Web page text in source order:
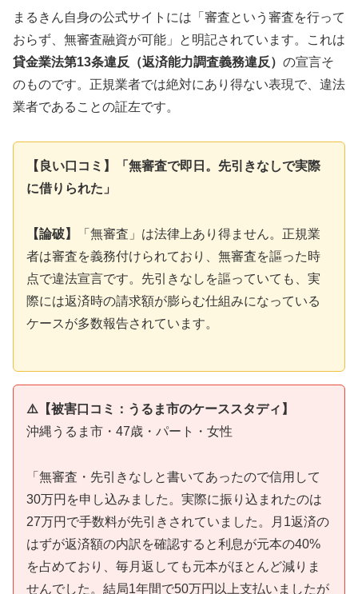
まるきん自身の公式サイトには「審査という審査を行って
おらず、無審査融資が可能」と明記されています。これは
貸金業法第13条違反（返済能力調査義務違反） の宣言そ
のものです。正規業者では絶対にあり得ない表現で、違法
業者であることの証左です。
【良い口コミ】「無審査で即日。先引きなしで実際
に借りられた」
【論破】
「無審査」は法律上あり得ません。正規業
者は審査を義務付けられており、無審査を謳った時
点で違法宣言です。先引きなしを謳っていても、実
際には返済時の請求額が膨らむ仕組みになっている
ケースが多数報告されています。
⚠️【被害口コミ：うるま市のケーススタディ】
沖縄うるま市・47歳・パート・女性
「無審査・先引きなしと書いてあったので信用して
30万円を申し込みました。実際に振り込まれたのは
27万円で手数料が先引きされていました。月1返済の
はずが返済額の内訳を確認すると利息が元本の40%
を占めており、毎月返しても元本がほとんど減りま
せんでした。結局1年間で50万円以上支払いましたが